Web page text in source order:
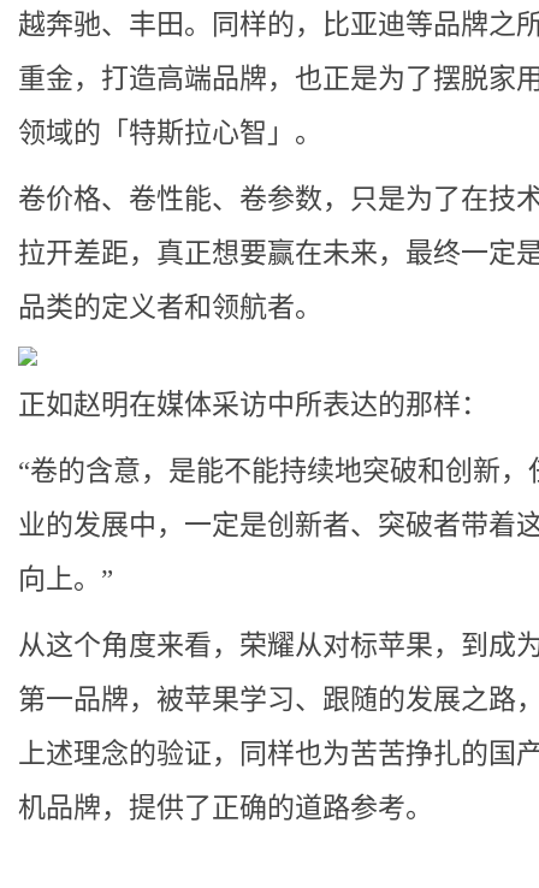
越奔驰、丰田。同样的，比亚迪等品牌之
重金，打造高端品牌，也正是为了摆脱家
领域的「特斯拉心智」。
卷价格、卷性能、卷参数，只是为了在技
拉开差距，真正想要赢在未来，最终一定
品类的定义者和领航者。
正如赵明在媒体采访中所表达的那样：
“卷的含意，是能不能持续地突破和创新，
业的发展中，一定是创新者、突破者带着
向上。”
从这个角度来看，荣耀从对标苹果，到成
第一品牌，被苹果学习、跟随的发展之路
上述理念的验证，同样也为苦苦挣扎的国
机品牌，提供了正确的道路参考。